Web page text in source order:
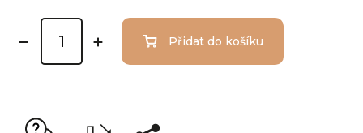
Přidat do košíku